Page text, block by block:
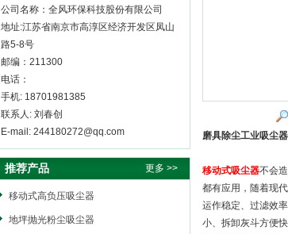
公司名称：全风环保科技股份有限公司
地址:江苏省南京市高淳区经济开发区凤山
路5-8号
邮编：211300
电话：
手机: 18701981385
联系人: 刘春创
E-mail: 244180272@qq.com
推荐产品 更多 >>
移动式高负压吸尘器
地坪抛光粉尘吸尘器
磨具除尘工业吸尘器
移动式吸尘器不会
都有应用，随着现
运作稳定、过滤效
小、拆卸灰斗方便